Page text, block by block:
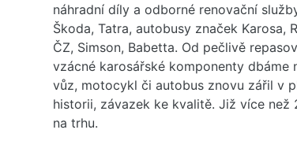
náhradní díly a odborné renovační
Škoda, Tatra, autobusy značek Karosa,
ČZ, Simson, Babetta. Od pečlivě
vzácné karosářské komponenty dbáme
vůz, motocykl či autobus znovu zářil v
historii, závazek ke kvalitě. Již více než
na trhu.